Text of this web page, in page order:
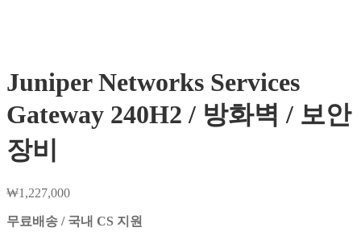
Juniper Networks Services
Gateway 240H2 / 방화벽 / 보안
장비
₩1,227,000
무료배송 / 국내 CS 지원